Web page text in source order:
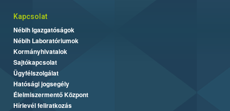
Kapcsolat
Nébih Igazgatóságok
Nébih Laboratóriumok
Kormányhivatalok
Sajtókapcsolat
Ügyfélszolgálat
Hatósági jogsegély
Élelmiszermentő Központ
Hírlevél feliratkozás